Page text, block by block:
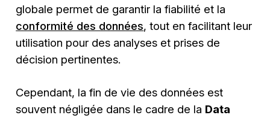
globale permet de garantir la fiabilité et la
conformité des données, tout en facilitant leur
utilisation pour des analyses et prises de
décision pertinentes.
Cependant, la fin de vie des données est
souvent négligée dans le cadre de la Data